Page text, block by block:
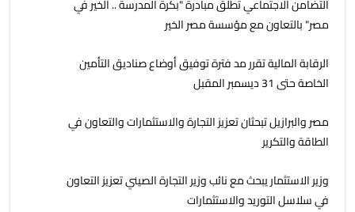
التضامن الاجتماعي تطلق مبادرة "بكرة المدرسة .. الخير في
مصر" بالتعاون مع مؤسسة مصر الخير
الرقابة المالية تقرر مد فترة توفيق أوضاع صناديق التأمين
الخاصة حتى 31 ديسمبر المقبل
مصر والبرازيل تبحثان تعزيز التجارة والاستثمارات والتعاون في
الطاقة والتكرير
وزير الاستثمار يبحث مع نائب وزير التجارة الصيني تعزيز التعاون
في سلاسل التوريد والاستثمارات